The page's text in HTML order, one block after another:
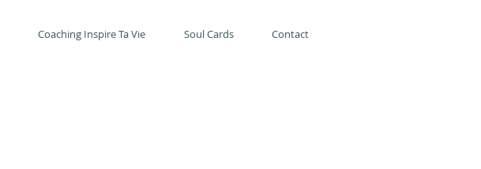
Coaching Inspire Ta Vie Soul Cards Contact